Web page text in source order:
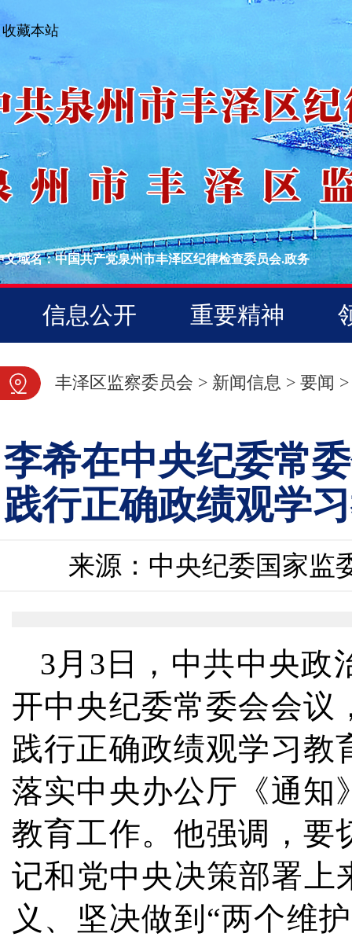
收藏本站
文域名：中国共产党泉州市丰泽区纪律检查委员会.政务
信息公开 重要精神
图片新闻
丰泽区监察委员会 > 新闻信息 > 要闻 >
李希在中央纪委常
践行正确政绩观学
来源：中央纪委国家监
3月3日，中共中央政
开中央纪委常委会会议
践行正确政绩观学习教
落实中央办公厅《通知
教育工作。他强调，要
记和党中央决策部署上
义、坚决做到“两个维